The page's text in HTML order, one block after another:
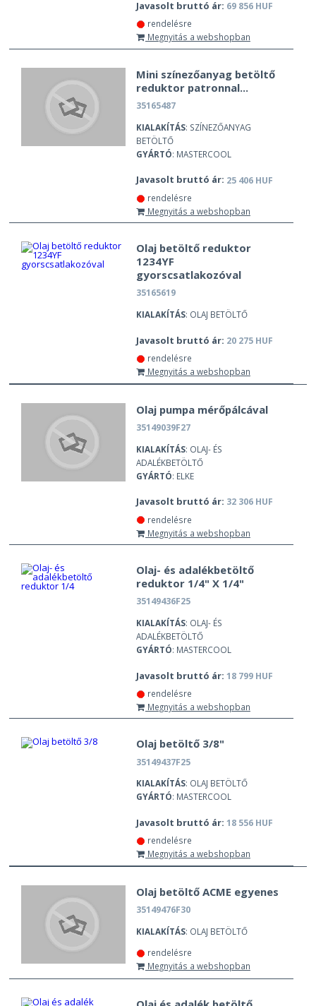
Javasolt bruttó ár: 69 856 HUF
rendelésre
Megnyitás a webshopban
Mini színezőanyag betöltő
reduktor patronnal...
35165487
KIALAKÍTÁS: SZÍNEZŐANYAG
BETÖLTŐ
GYÁRTÓ: MASTERCOOL
Javasolt bruttó ár: 25 406 HUF
rendelésre
Megnyitás a webshopban
Olaj betöltő reduktor
1234YF
gyorscsatlakozóval
35165619
KIALAKÍTÁS: OLAJ BETÖLTŐ
Javasolt bruttó ár: 20 275 HUF
rendelésre
Megnyitás a webshopban
Olaj pumpa mérőpálcával
35149039F27
KIALAKÍTÁS: OLAJ- ÉS
ADALÉKBETÖLTŐ
GYÁRTÓ: ELKE
Javasolt bruttó ár: 32 306 HUF
rendelésre
Megnyitás a webshopban
Olaj- és adalékbetöltő
reduktor 1/4" X 1/4"
35149436F25
KIALAKÍTÁS: OLAJ- ÉS
ADALÉKBETÖLTŐ
GYÁRTÓ: MASTERCOOL
Javasolt bruttó ár: 18 799 HUF
rendelésre
Megnyitás a webshopban
Olaj betöltő 3/8"
35149437F25
KIALAKÍTÁS: OLAJ BETÖLTŐ
GYÁRTÓ: MASTERCOOL
Javasolt bruttó ár: 18 556 HUF
rendelésre
Megnyitás a webshopban
Olaj betöltő ACME egyenes
35149476F30
KIALAKÍTÁS: OLAJ BETÖLTŐ
rendelésre
Megnyitás a webshopban